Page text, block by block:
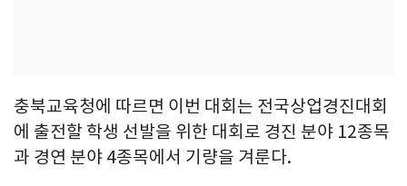
충북교육청에 따르면 이번 대회는 전국상업경진대회
에 출전할 학생 선발을 위한 대회로 경진 분야 12종목
과 경연 분야 4종목에서 기량을 겨룬다.